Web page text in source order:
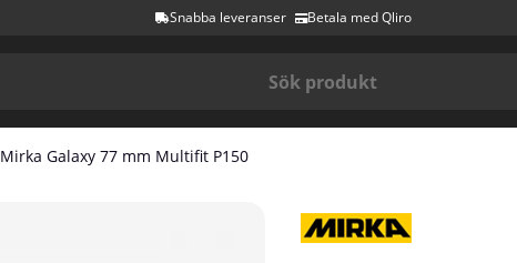
Snabba leveranser Betala med Qliro
Mirka Galaxy 77 mm Multifit P150